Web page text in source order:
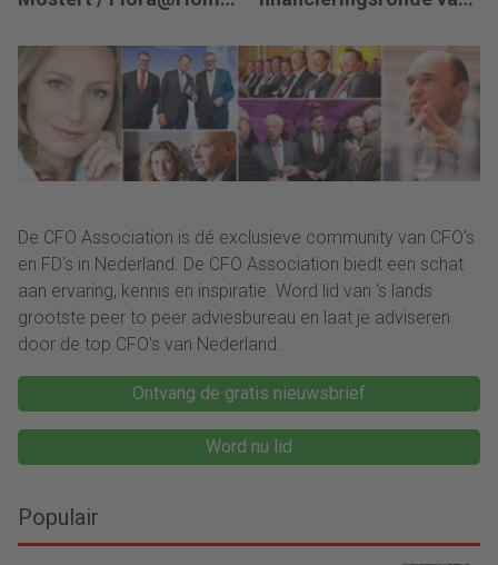
Manager: “We zitten in
een transitie van
reactief naar proactief.”
De CFO Association is dé exclusieve community van CFO's
en FD's in Nederland. De CFO Association biedt een schat
aan ervaring, kennis en inspiratie. Word lid van ‘s lands
grootste peer to peer adviesbureau en laat je adviseren
door de top CFO's van Nederland.
Ontvang de gratis nieuwsbrief
Word nu lid
Populair